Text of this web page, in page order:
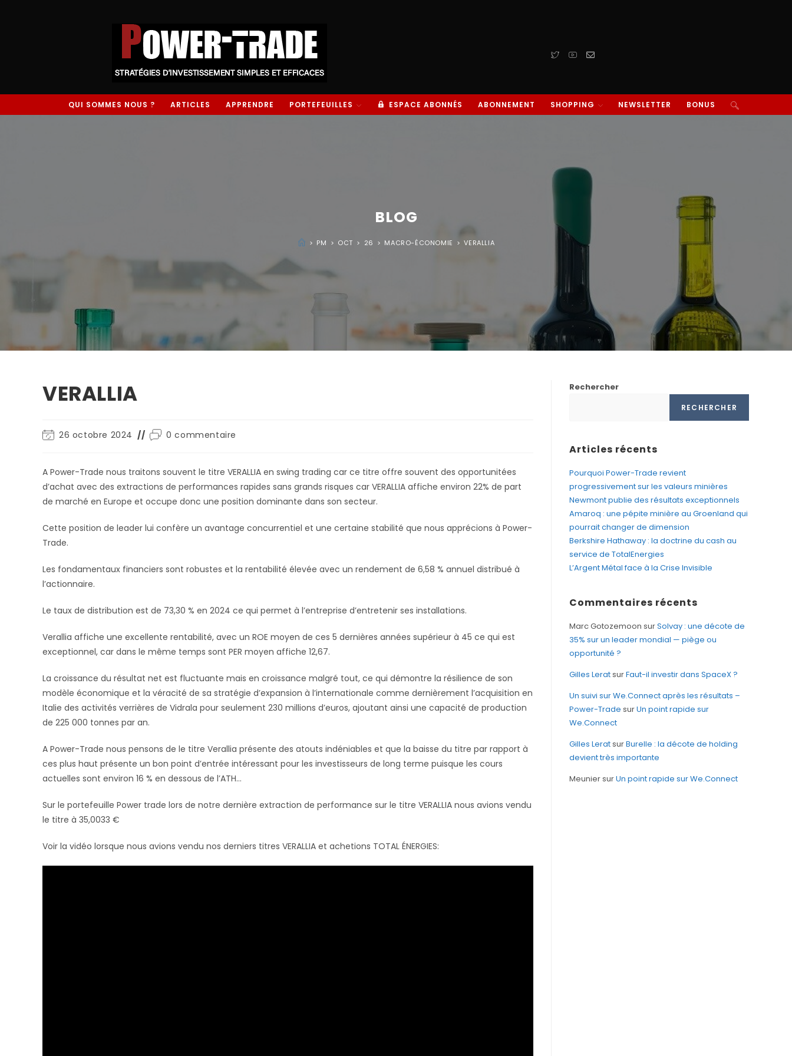
QUI SOMMES NOUS ? ARTICLES APPRENDRE PORTEFEUILLES ESPACE ABONNÉS ABONNEMENT SHOPPING NEWSLETTER BONUS
BLOG
> PM > OCT > 26 > MACRO-ÉCONOMIE > VERALLIA
VERALLIA
26 octobre 2024 0 commentaire
A Power-Trade nous traitons souvent le titre VERALLIA en swing trading car ce titre offre souvent des opportunitées
d’achat avec des extractions de performances rapides sans grands risques car VERALLIA affiche environ 22% de part
de marché en Europe et occupe donc une position dominante dans son secteur.
Cette position de leader lui confère un avantage concurrentiel et une certaine stabilité que nous apprécions à Power-
Trade.
Les fondamentaux financiers sont robustes et la rentabilité élevée avec un rendement de 6,58 % annuel distribué à
l’actionnaire.
Le taux de distribution est de 73,30 % en 2024 ce qui permet à l’entreprise d’entretenir ses installations.
Verallia affiche une excellente rentabilité, avec un ROE moyen de ces 5 dernières années supérieur à 45 ce qui est
exceptionnel, car dans le même temps sont PER moyen affiche 12,67.
La croissance du résultat net est fluctuante mais en croissance malgré tout, ce qui démontre la résilience de son
modèle économique et la véracité de sa stratégie d’expansion à l’internationale comme dernièrement l’acquisition en
Italie des activités verrières de Vidrala pour seulement 230 millions d’euros, ajoutant ainsi une capacité de production
de 225 000 tonnes par an.
A Power-Trade nous pensons de le titre Verallia présente des atouts indéniables et que la baisse du titre par rapport à
ces plus haut présente un bon point d’entrée intéressant pour les investisseurs de long terme puisque les cours
actuelles sont environ 16 % en dessous de l’ATH…
Sur le portefeuille Power trade lors de notre dernière extraction de performance sur le titre VERALLIA nous avions vendu
le titre à 35,0033 €
Voir la vidéo lorsque nous avions vendu nos derniers titres VERALLIA et achetions TOTAL ÉNERGIES:
Rechercher
RECHERCHER
Articles récents
Pourquoi Power-Trade revient
progressivement sur les valeurs minières
Newmont publie des résultats exceptionnels
Amaroq : une pépite minière au Groenland qui
pourrait changer de dimension
Berkshire Hathaway : la doctrine du cash au
service de TotalEnergies
L’Argent Métal face à la Crise Invisible
Commentaires récents
Marc Gotozemoon surSolvay : une décote de
35% sur un leader mondial — piège ou
opportunité ?
Gilles LeratsurFaut-il investir dans SpaceX ?
Un suivi sur We.Connect après les résultats –
Power-Trade surUn point rapide sur
We.Connect
Gilles LeratsurBurelle : la décote de holding
devient très importante
MeuniersurUn point rapide sur We.Connect